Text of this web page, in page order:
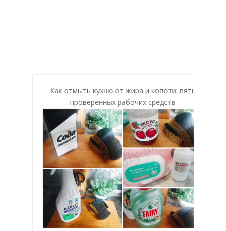
Как отмыть кухню от жира и копоти: пять
проверенных рабочих средств